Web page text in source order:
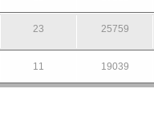
23 25759
11 19039